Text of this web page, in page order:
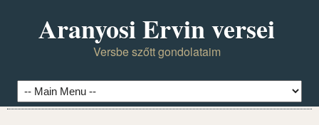
Aranyosi Ervin versei
Versbe szőtt gondolataim